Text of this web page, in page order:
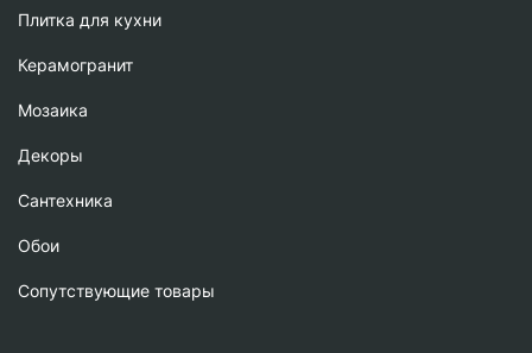
Плитка для кухни
Керамогранит
Мозаика
Декоры
Сантехника
Обои
Сопутствующие товары